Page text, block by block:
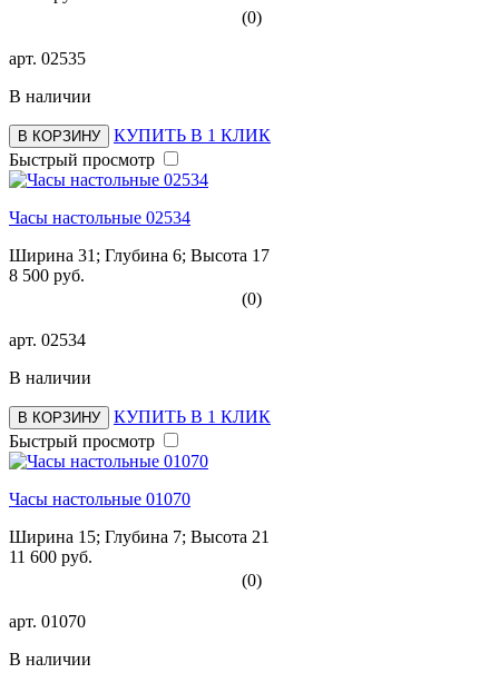
(0)
арт. 02535
В наличии
В КОРЗИНУ
КУПИТЬ В 1 КЛИК
Быстрый просмотр
Часы настольные 02534
Ширина 31; Глубина 6; Высота 17
8 500 руб.
(0)
арт. 02534
В наличии
В КОРЗИНУ
КУПИТЬ В 1 КЛИК
Быстрый просмотр
Часы настольные 01070
Ширина 15; Глубина 7; Высота 21
11 600 руб.
(0)
арт. 01070
В наличии